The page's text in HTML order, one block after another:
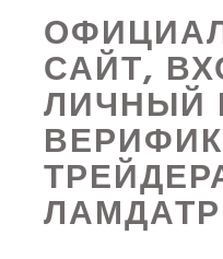
САЙТ,
ЛИЧНЫЙ